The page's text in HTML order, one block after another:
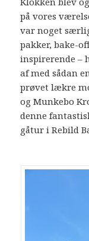
på vores
var noget
pakker, bake-
inspirerende –
af med sådan
prøvet lækre
og Munkebo
denne
gåtur i Rebild